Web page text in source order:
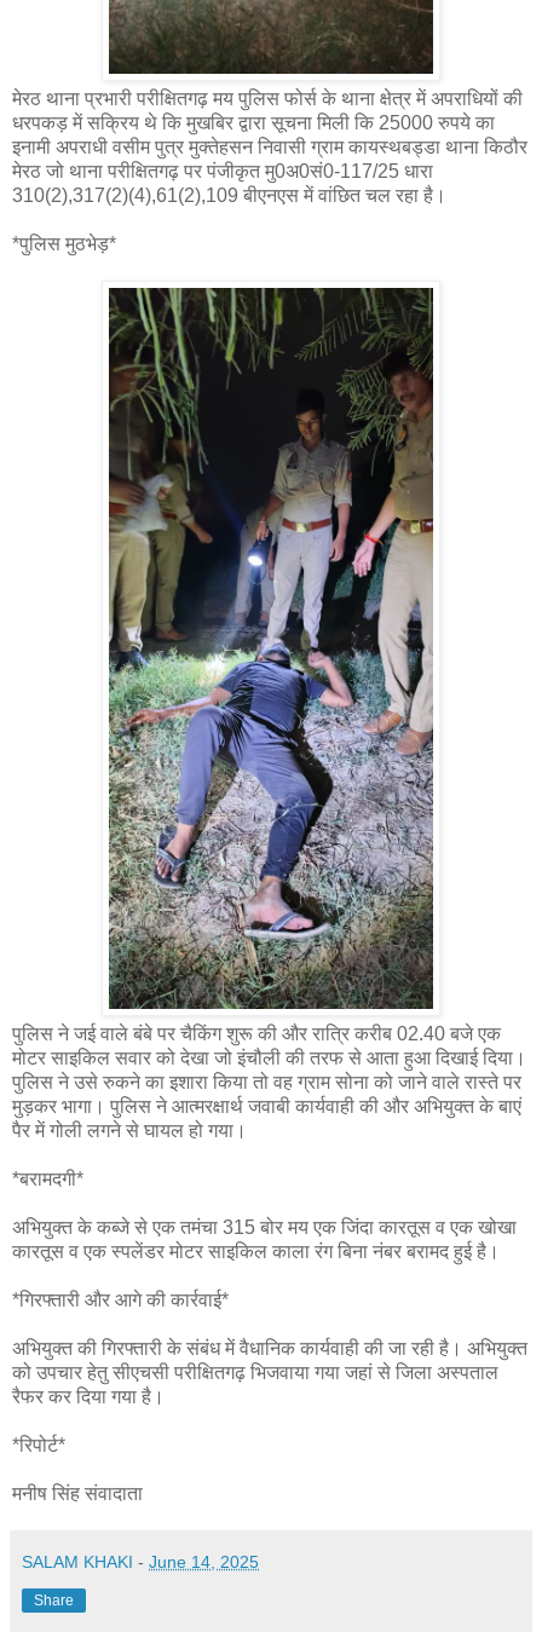
मेरठ थाना प्रभारी परीक्षितगढ़ मय पुलिस फोर्स के थाना क्षेत्र में अपराधियों की
धरपकड़ में सक्रिय थे कि मुखबिर द्वारा सूचना मिली कि 25000 रुपये का
इनामी अपराधी वसीम पुत्र मुक्तेहसन निवासी ग्राम कायस्थबड्डा थाना किठौर
मेरठ जो थाना परीक्षितगढ़ पर पंजीकृत मु0अ0सं0-117/25 धारा
310(2),317(2)(4),61(2),109 बीएनएस में वांछित चल रहा है।
*पुलिस मुठभेड़*
पुलिस ने जई वाले बंबे पर चैकिंग शुरू की और रात्रि करीब 02.40 बजे एक
मोटर साइकिल सवार को देखा जो इंचौली की तरफ से आता हुआ दिखाई दिया।
पुलिस ने उसे रुकने का इशारा किया तो वह ग्राम सोना को जाने वाले रास्ते पर
मुड़कर भागा। पुलिस ने आत्मरक्षार्थ जवाबी कार्यवाही की और अभियुक्त के बाएं
पैर में गोली लगने से घायल हो गया।
*बरामदगी*
अभियुक्त के कब्जे से एक तमंचा 315 बोर मय एक जिंदा कारतूस व एक खोखा
कारतूस व एक स्पलेंडर मोटर साइकिल काला रंग बिना नंबर बरामद हुई है।
*गिरफ्तारी और आगे की कार्रवाई*
अभियुक्त की गिरफ्तारी के संबंध में वैधानिक कार्यवाही की जा रही है। अभियुक्त
को उपचार हेतु सीएचसी परीक्षितगढ़ भिजवाया गया जहां से जिला अस्पताल
रैफर कर दिया गया है।
*रिपोर्ट*
मनीष सिंह संवादाता
SALAM KHAKI - June 14, 2025
Share